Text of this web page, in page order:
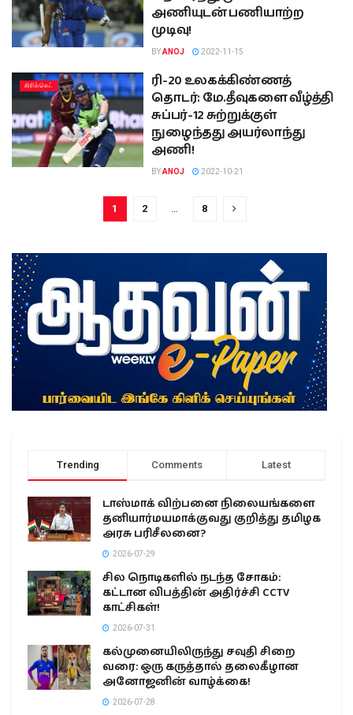
அணியுடன் பணியாற்ற
முடிவு!
BYANOJ 2022-11-15
கிரிக்கெட்
ரி-20 உலகக்கிண்ணத்
தொடர்: மே.தீவுகளை வீழ்த்தி
சுப்பர்-12 சுற்றுக்குள்
நுழைந்தது அயர்லாந்து
அணி!
BYANOJ 2022-10-21
1 2 … 8
Trending Comments Latest
டாஸ்மாக் விற்பனை நிலையங்களை
தனியார்மயமாக்குவது குறித்து தமிழக
அரசு பரிசீலனை?
2026-07-29
சில நொடிகளில் நடந்த சோகம்:
கட்டான விபத்தின் அதிர்ச்சி CCTV
காட்சிகள்!
2026-07-31
கல்முனையிலிருந்து சவுதி சிறை
வரை: ஒரு கருத்தால் தலைகீழான
அனோஜனின் வாழ்க்கை!
2026-07-28